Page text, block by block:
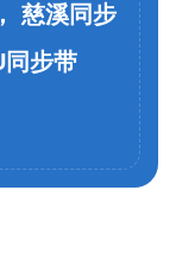
慈溪同步
同步带